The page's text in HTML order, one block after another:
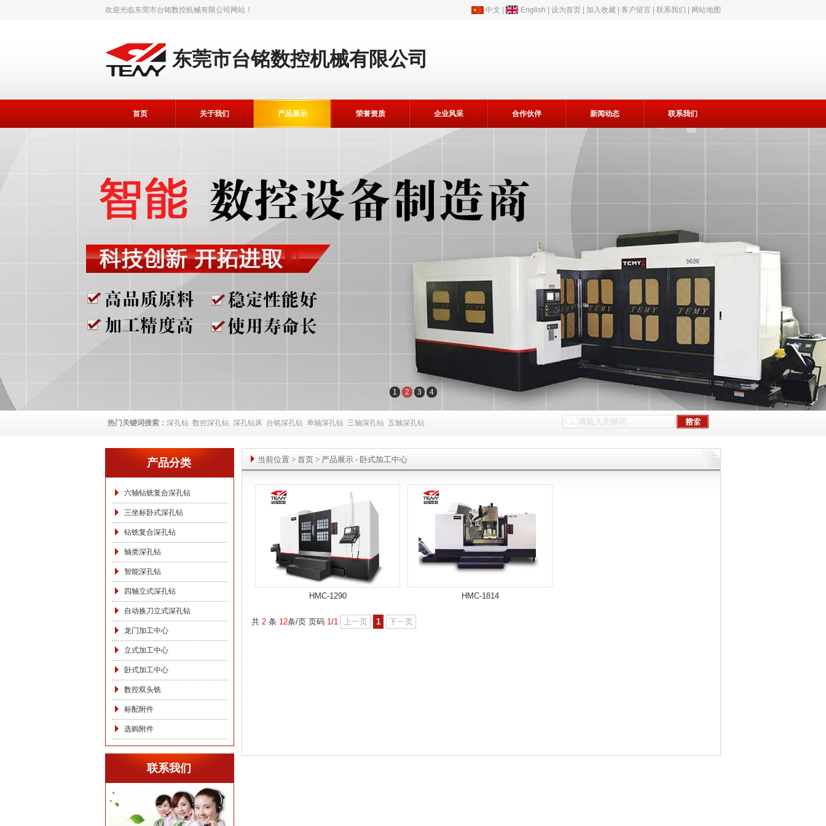
欢迎光临东莞市台铭数控机械有限公司 网站！ 中文 English 设为首页 加入收藏 客户留言 联系我们 网站地图
东莞市台铭数控机械有限公司
首页 关于我们 产品展示 荣誉资质 企业风采 合作伙伴 新闻动态 联系我们
1 2 3 4
热门关键词搜索： 深孔钻 数控深孔钻 深孔钻床 台铭深孔钻 单轴深孔钻 三轴深孔钻 五轴深孔钻
产品分类
六轴钻铣复合深孔钻
三坐标卧式深孔钻
钻铣复合深孔钻
轴类深孔钻
智能深孔钻
四轴立式深孔钻
自动换刀立式深孔钻
龙门加工中心
立式加工中心
卧式加工中心
数控双头铣
标配附件
选购附件
联系我们
当前位置 > 首页 > 产品展示 - 卧式加工中心
HMC-1290 HMC-1814
共 2 条 12条/页 页码 1/1 上一页 1 下一页